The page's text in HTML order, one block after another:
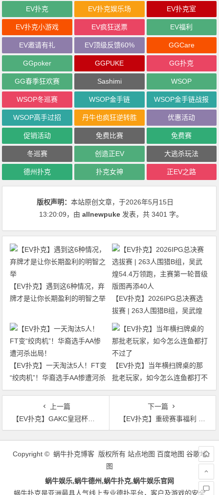
EV扑克 EV扑克娱乐场 EV扑克室
EV扑克小游戏 EV疯狂送票 EV福利
EV邀请有礼 EV顶级反馈60% GGCare
GGpoker GGPUKE GG扑克
GG春季狂欢赛 Sashimi WSOP
WSOP冬巡赛 WSOP金手链 WSOP金手链战报
WSOP高手过招 丹牛也疯狂逆转胜 优惠活动
促销活动 免费比赛 免费赛
冬巡赛 创造正EV 大逃杀玩法
德州扑克 扑克女神 正EV之路
版权声明：本站原创文章，于2026年5月15日
13:20:09，由allnewpuke 发表，共 3401 字。
【EV扑克】遇到这6种情况，弃
牌才是让你长期盈利的明智之举
【EV扑克】2026IPG总决赛选
拔赛 | 263人围猎B组，吴武煌
54.4万领跑，主赛第一轮晋级版
【EV扑克】一天淘汰5人！FT变
“绞肉机”！华裔选手AA惨遭河杀
出局！
【EV扑克】当年横扫牌桌的那
批老玩家，如今怎么连鱼都打不
过了
上一篇
【EV扑克】GAKC皇冠杯廊坊站｜高能炸场！主赛半决赛162人角逐，17人晋级决赛，包喜豪3815000记分牌成为CL
下一篇
【EV扑克】重磅赛事福利 | 国企EAPK平台助力EPU宜兴站，赛事直通车福利火热开启！
文
Copyright © 蜗牛扑克博客 版权所有 站点地图 百度地图 谷歌地
图
蜗牛娱乐,蜗牛德州,蜗牛扑克,蜗牛娱乐官网
蜗牛扑克是亚洲最具人气线上专业德扑平台，客户及游戏的安全